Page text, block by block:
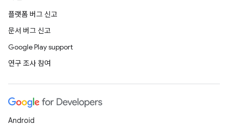
플랫폼 버그 신고
문서 버그 신고
Google Play support
연구 조사 참여
Android